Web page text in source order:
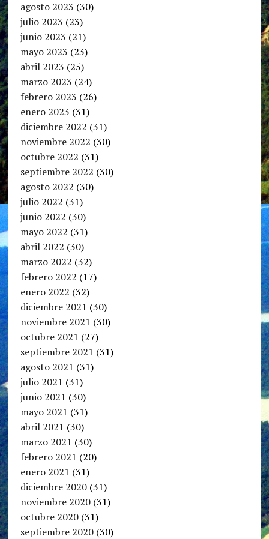
agosto 2023 (30)
julio 2023 (23)
junio 2023 (21)
mayo 2023 (23)
abril 2023 (25)
marzo 2023 (24)
febrero 2023 (26)
enero 2023 (31)
diciembre 2022 (31)
noviembre 2022 (30)
octubre 2022 (31)
septiembre 2022 (30)
agosto 2022 (30)
julio 2022 (31)
junio 2022 (30)
mayo 2022 (31)
abril 2022 (30)
marzo 2022 (32)
febrero 2022 (17)
enero 2022 (32)
diciembre 2021 (30)
noviembre 2021 (30)
octubre 2021 (27)
septiembre 2021 (31)
agosto 2021 (31)
julio 2021 (31)
junio 2021 (30)
mayo 2021 (31)
abril 2021 (30)
marzo 2021 (30)
febrero 2021 (20)
enero 2021 (31)
diciembre 2020(31)
noviembre 2020(31)
octubre 2020(31)
septiembre 2020(30)